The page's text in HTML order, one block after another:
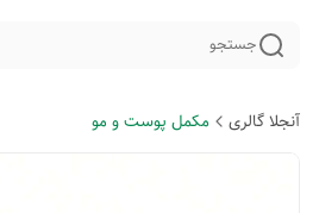
جستجو
آنجلا گالری مکمل پوست و مو